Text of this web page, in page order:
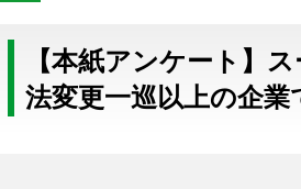
【本紙アンケート】
法変更一巡以上の企